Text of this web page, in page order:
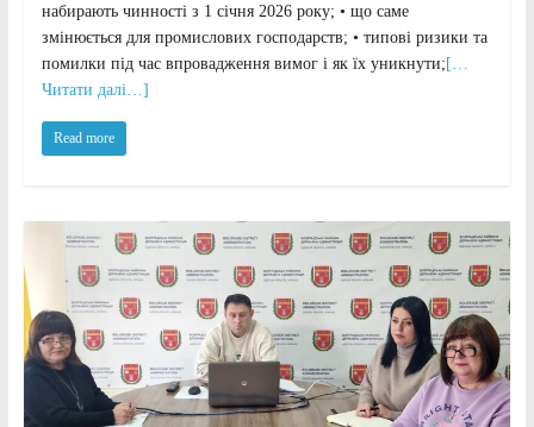
набирають чинності з 1 січня 2026 року; • що саме
змінюється для промислових господарств; • типові ризики та
помилки під час впровадження вимог і як їх уникнути; […
Читати далі…]
Read more